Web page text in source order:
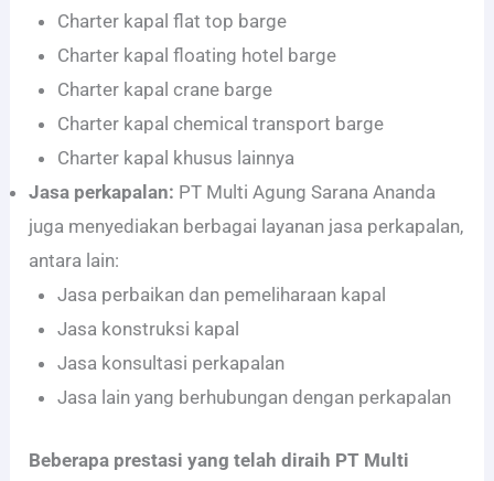
Charter kapal flat top barge
Charter kapal floating hotel barge
Charter kapal crane barge
Charter kapal chemical transport barge
Charter kapal khusus lainnya
Jasa perkapalan: PT Multi Agung Sarana Ananda
juga menyediakan berbagai layanan jasa perkapalan,
antara lain:
Jasa perbaikan dan pemeliharaan kapal
Jasa konstruksi kapal
Jasa konsultasi perkapalan
Jasa lain yang berhubungan dengan perkapalan
Beberapa prestasi yang telah diraih PT Multi